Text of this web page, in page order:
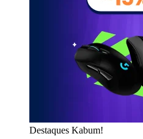
Destaques Kabum!